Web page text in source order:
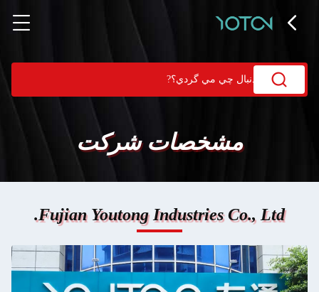
مشخصات شرکت
Fujian Youtong Industries Co., Ltd.